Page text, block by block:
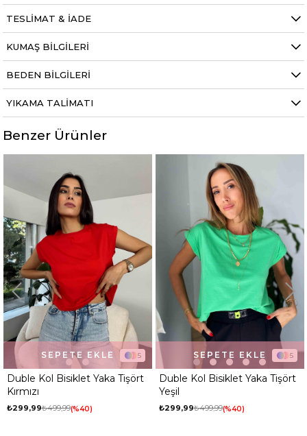
TESLIMAT & İADE
KUMAŞ BILGILERI
BEDEN BILGILERI
YIKAMA TALIMATI
Benzer Ürünler
Tişört
Duble Kol Bisiklet Yaka Tişört
₺299,99₺499,99
SEPETE EKLE
Ön Arka V Yaka Basic
₺499,99
SEPETE EKLE
Yeni